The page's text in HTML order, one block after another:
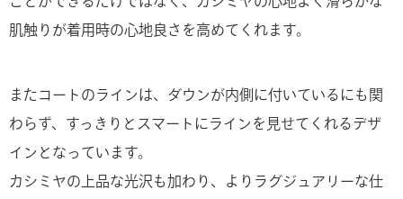
肌触りが着用時の心地良さを高めてくれます。
またコートのラインは、ダウンが内側に付いているにも関
わらず、すっきりとスマートにラインを見せてくれるデザ
インとなっています。
カシミヤの上品な光沢も加わり、よりラグジュアリーな仕